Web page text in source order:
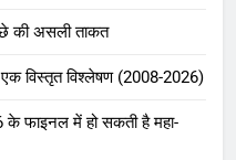
की असली ताकत
विस्तृत विश्लेषण (2008-2026)
फाइनल में हो सकती है महा-
क्रिकेट
फ्रेंचाइजी के पीछे की